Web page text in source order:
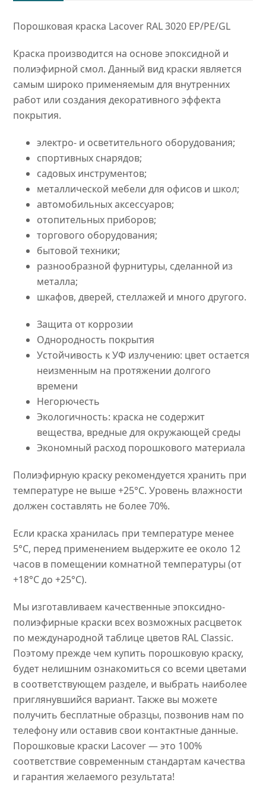
Порошковая краска Lacover RAL 3020 EP/PE/GL
Краска производится на основе эпоксидной и
полиэфирной смол. Данный вид краски является
самым широко применяемым для внутренних
работ или создания декоративного эффекта
покрытия.
электро- и осветительного оборудования;
спортивных снарядов;
садовых инструментов;
металлической мебели для офисов и школ;
автомобильных аксессуаров;
отопительных приборов;
торгового оборудования;
бытовой техники;
разнообразной фурнитуры, сделанной из
металла;
шкафов, дверей, стеллажей и много другого.
Защита от коррозии
Однородность покрытия
Устойчивость к УФ излучению: цвет остается
неизменным на протяжении долгого
времени
Негорючесть
Экологичность: краска не содержит
вещества, вредные для окружающей среды
Экономный расход порошкового материала
Полиэфирную краску рекомендуется хранить при
температуре не выше +25°C. Уровень влажности
должен составлять не более 70%.
Если краска хранилась при температуре менее
5°C, перед применением выдержите ее около 12
часов в помещении комнатной температуры (от
+18°C до +25°C).
Мы изготавливаем качественные эпоксидно-
полиэфирные краски всех возможных расцветок
по международной таблице цветов RAL Classic.
Поэтому прежде чем купить порошковую краску,
будет нелишним ознакомиться со всеми цветами
в соответствующем разделе, и выбрать наиболее
приглянувшийся вариант. Также вы можете
получить бесплатные образцы, позвонив нам по
телефону или оставив свои контактные данные.
Порошковые краски Lacover — это 100%
соответствие современным стандартам качества
и гарантия желаемого результата!